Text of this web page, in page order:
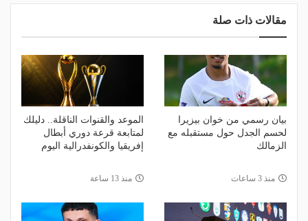
مقالات ذات صلة
بيان رسمي من خوان بيزيرا
لحسم الجدل حول مستقبله مع
الزمالك
منذ 3 ساعات
الموعد والقنوات الناقلة.. دليلك
لمتابعة قرعة دوري أبطال
إفريقيا والكونفدرالية اليوم
منذ 13 ساعة